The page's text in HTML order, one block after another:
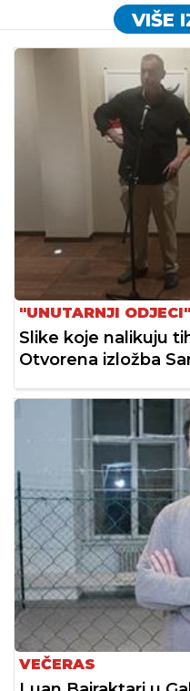
VIŠE
"UNUTARNJI ODJECI"
Slike koje nalikuju
Otvorena izložba
VEČERAS